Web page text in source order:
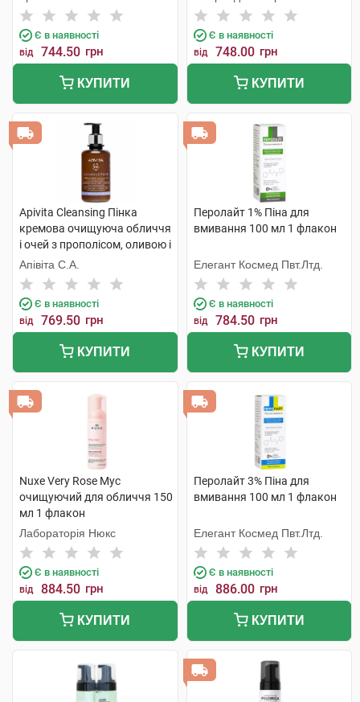
Є в наявності
від 744.50 грн
КУПИТИ
Є в наявності
від 748.00 грн
КУПИТИ
Apivita Cleansing Пінка
кремова очищуюча обличчя
і очей з прополісом, оливою і
лавандою 200 мл 1 флакон
Апівіта С.А.
Є в наявності
від 769.50 грн
КУПИТИ
Перолайт 1% Піна для
вмивання 100 мл 1 флакон
Елегант Космед Пвт.Лтд.
Є в наявності
від 784.50 грн
КУПИТИ
Nuxe Very Rose Мус
очищуючий для обличчя 150
мл 1 флакон
Лабораторія Нюкс
Є в наявності
від 884.50 грн
КУПИТИ
Перолайт 3% Піна для
вмивання 100 мл 1 флакон
Елегант Космед Пвт.Лтд.
Є в наявності
від 886.00 грн
КУПИТИ